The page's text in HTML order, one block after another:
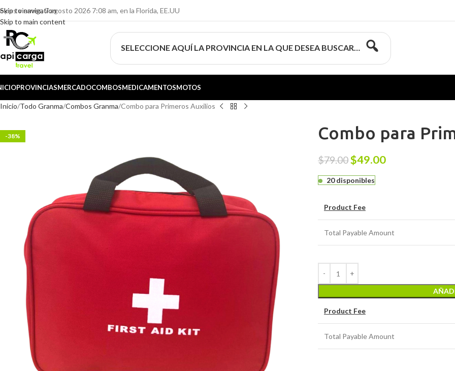
Skip to navigation
Skip to main content
es viernes, 7 agosto 2026 7:08 am, en la Florida, EE.UU
SELECCIONE AQUÍ LA PROVINCIA EN LA QUE DESEA BUSCAR…
PROVINCIASMERCADOCOMBOSMEDICAMENTOSMOTOS
Inicio Todo Granma Combos Granma Combo para Primeros Auxilios
-38% Combo para
$79.00$49.00
20 disponibles
Product Fee
Total Payable Amount
Product Fee
Total Payable Amount